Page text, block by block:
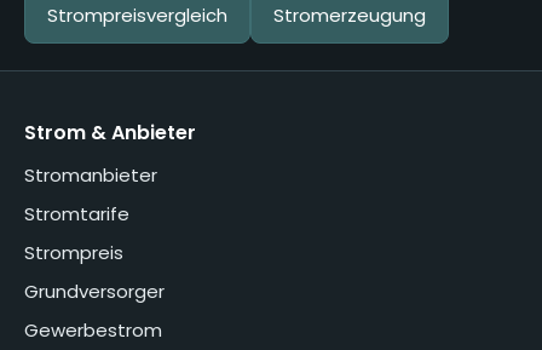
Strompreisvergleich Stromerzeugung
Strom & Anbieter
Stromanbieter
Stromtarife
Strompreis
Grundversorger
Gewerbestrom